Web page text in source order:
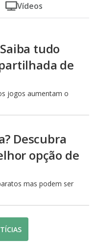
Vídeos
tudo
de
jogos aumentam o
Descubra
opção de
mas podem ser